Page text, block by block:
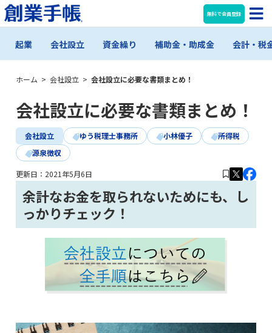
無料で会員登録
起業 会社設立 資金繰り 補助金・助成金 会計・税
ホーム > 会社設立 > 会社設立に必要な書類まとめ！
会社設立に必要な書類まとめ！
会社設立 ゆう税理士事務所 小林優子
所得税
源泉徴収
更新日： 2021年5月6日
余計なお金を取られないためにも、し
っかりチェック！